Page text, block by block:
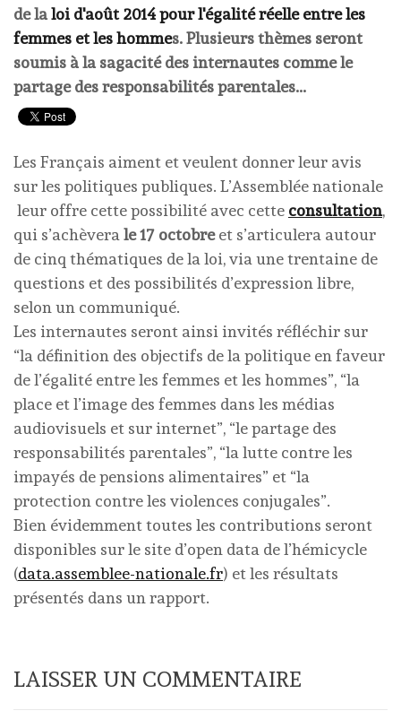
de laloi d'août 2014 pour l'égalité réelle entre les
femmes et les hommes. Plusieurs thèmes seront
soumis à la sagacité des internautes comme le
partage des responsabilités parentales...
Les Français aiment et veulent donner leur avis
sur les politiques publiques. L’Assemblée nationale
leur offre cette possibilité avec cette consultation,
qui s’achèvera le 17 octobreet s’articulera autour
de cinq thématiques de la loi, via une trentaine de
questions et des possibilités d’expression libre,
selon un communiqué.
Les internautes seront ainsi invités réfléchir sur
“la définition des objectifs de la politique en faveur
de l’égalité entre les femmes et les hommes”, “la
place et l’image des femmes dans les médias
audiovisuels et sur internet”, “le partage des
responsabilités parentales”, “la lutte contre les
impayés de pensions alimentaires” et “la
protection contre les violences conjugales”.
Bien évidemment toutes les contributions seront
disponibles sur le site d’open data de l’hémicycle
(data.assemblee-nationale.fr) et les résultats
présentés dans un rapport.
LAISSER UN COMMENTAIRE